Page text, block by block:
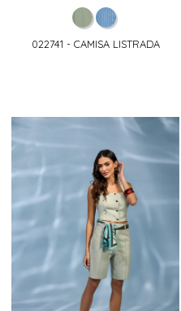
022741 - CAMISA LISTRADA